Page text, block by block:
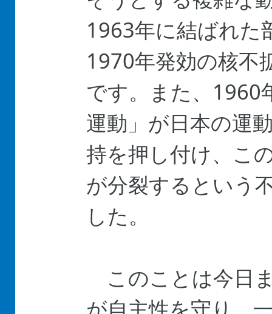
1963年に結ばれた
1970年発効の核不
です。また、1960
運動」が日本の運
持を押し付け、こ
が分裂するという
した。
このことは今日
が自主性を守り、